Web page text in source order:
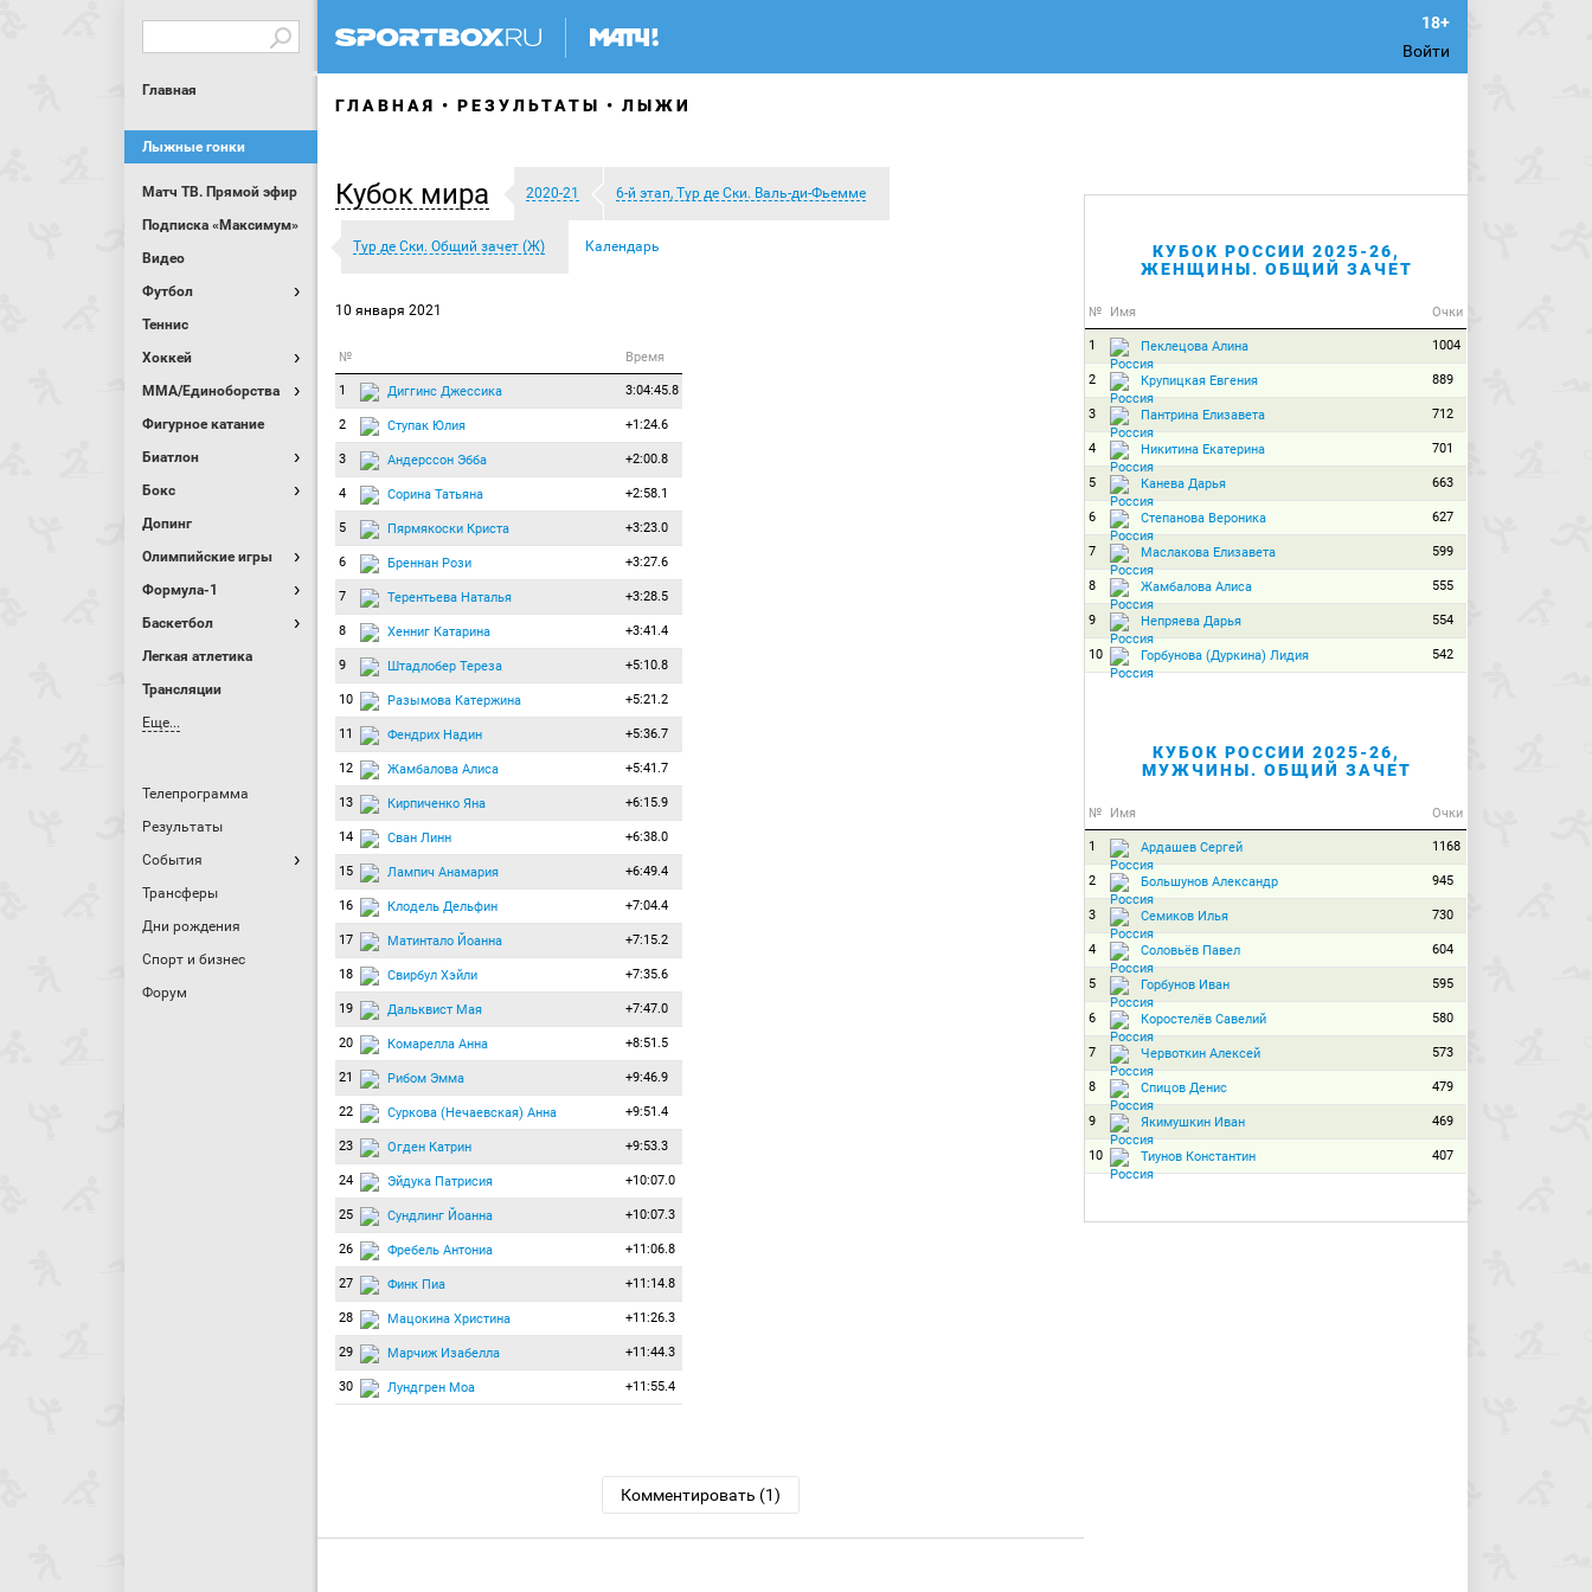
Войти
Главная
Лыжные гонки
Матч ТВ. Прямой эфир
Подписка «Максимум»
Видео
Футбол
Теннис
Хоккей
MMA/Единоборства
Фигурное катание
Биатлон
Бокс
Допинг
Олимпийские игры
Формула-1
Баскетбол
Легкая атлетика
Трансляции
Еще...
Телепрограмма
Результаты
События
Трансферы
Дни рождения
Спорт и бизнес
Форум
ГЛАВНАЯ РЕЗУЛЬТАТЫ ЛЫЖИ
Кубок мира 2020-21 6-й этап, Тур де Ски. Валь-ди-Фьемме
Тур де Ски. Общий зачет (Ж) Календарь
10 января 2021
№ Время
1 Диггинс Джессика 3:04:45.8
2 Ступак Юлия +1:24.6
3 Андерссон Эбба +2:00.8
4 Сорина Татьяна +2:58.1
5 Пярмякоски Криста +3:23.0
6 Бреннан Рози +3:27.6
7 Терентьева Наталья +3:28.5
8 Хенниг Катарина +3:41.4
9 Штадлобер Тереза +5:10.8
10 Разымова Катержина +5:21.2
11 Фендрих Надин +5:36.7
12 Жамбалова Алиса +5:41.7
13 Кирпиченко Яна +6:15.9
14 Сван Линн +6:38.0
15 Лампич Анамария +6:49.4
16 Клодель Дельфин +7:04.4
17 Матинтало Йоанна +7:15.2
18 Свирбул Хэйли +7:35.6
19 Дальквист Мая +7:47.0
20 Комарелла Анна +8:51.5
21 Рибом Эмма +9:46.9
22 Суркова (Нечаевская) Анна +9:51.4
23 Огден Катрин +9:53.3
24 Эйдука Патрисия +10:07.0
25 Сундлинг Йоанна +10:07.3
26 Фребель Антониа +11:06.8
27 Финк Пиа +11:14.8
28 Мацокина Христина +11:26.3
29 Марчиж Изабелла +11:44.3
30 Лундгрен Моа +11:55.4
Комментировать (1)
КУБОК РОССИИ 2025-26,
ЖЕНЩИНЫ. ОБЩИЙ ЗАЧЕТ
№ Имя Очки
1 Пеклецова Алина 1004
2 Крупицкая Евгения 889
3 Пантрина Елизавета 712
4 Никитина Екатерина 701
5 Канева Дарья 663
6 Степанова Вероника 627
7 Маслакова Елизавета 599
8 Жамбалова Алиса 555
9 Непряева Дарья 554
10 Горбунова (Дуркина) Лидия 542
КУБОК РОССИИ 2025-26,
МУЖЧИНЫ. ОБЩИЙ ЗАЧЕТ
№ Имя Очки
1 Ардашев Сергей 1168
2 Большунов Александр 945
3 Семиков Илья 730
4 Соловьёв Павел 604
5 Горбунов Иван 595
6 Коростелёв Савелий 580
7 Червоткин Алексей 573
8 Спицов Денис 479
9 Якимушкин Иван 469
10 Тиунов Константин 407